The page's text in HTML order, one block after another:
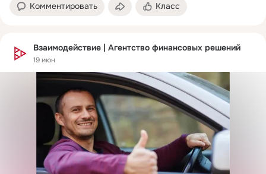
Комментировать Класс
Взаимодействие | Агентство финансовых решений
19 июн